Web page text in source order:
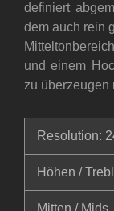
definiert
dem auch rein
und einem
zu überzeugen
Resolution:
Höhen /
Mitten / Mids